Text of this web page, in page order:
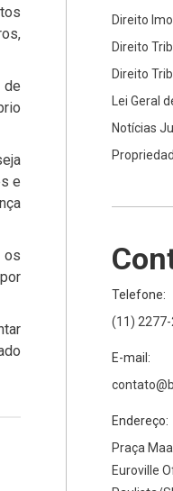
de
e
os
Direito
Direito
Direito
Lei Geral
Notícias
Telefone:
(11)
E-mail:
Endereço:
Praça
Euroville